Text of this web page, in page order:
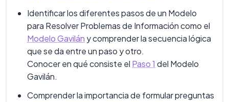
Identificar los diferentes pasos de un Modelo
para Resolver Problemas de Información como el
Modelo Gavilán y comprender la secuencia lógica
que se da entre un paso y otro.
Conocer en qué consiste el Paso 1 del Modelo
Gavilán.
Comprender la importancia de formular preguntas